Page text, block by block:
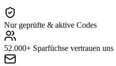
Nur geprüfte & aktive Codes
52.000+ Sparfüchse vertrauen uns